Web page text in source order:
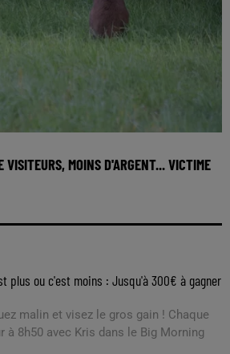
VISITEURS, MOINS D'ARGENT... VICTIME
plus ou c'est moins : Jusqu'à 300€ à gagner
malin et visez le gros gain ! Chaque
à 8h50 avec Kris dans le Big Morning